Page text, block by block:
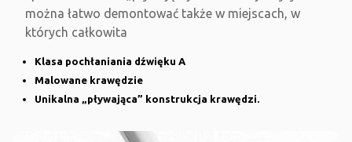
można łatwo demontować także w miejscach, w
których całkowita
Klasa pochłaniania dźwięku A
Malowane krawędzie
Unikalna „pływająca” konstrukcja krawędzi.